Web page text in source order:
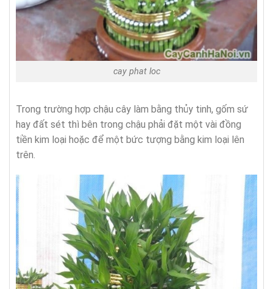
cay phat loc
Trong trường hợp chậu cây làm bằng thủy tinh, gốm sứ
hay đất sét thì bên trong chậu phải đặt một vài đồng
tiền kim loại hoặc để một bức tượng bằng kim loại lên
trên.